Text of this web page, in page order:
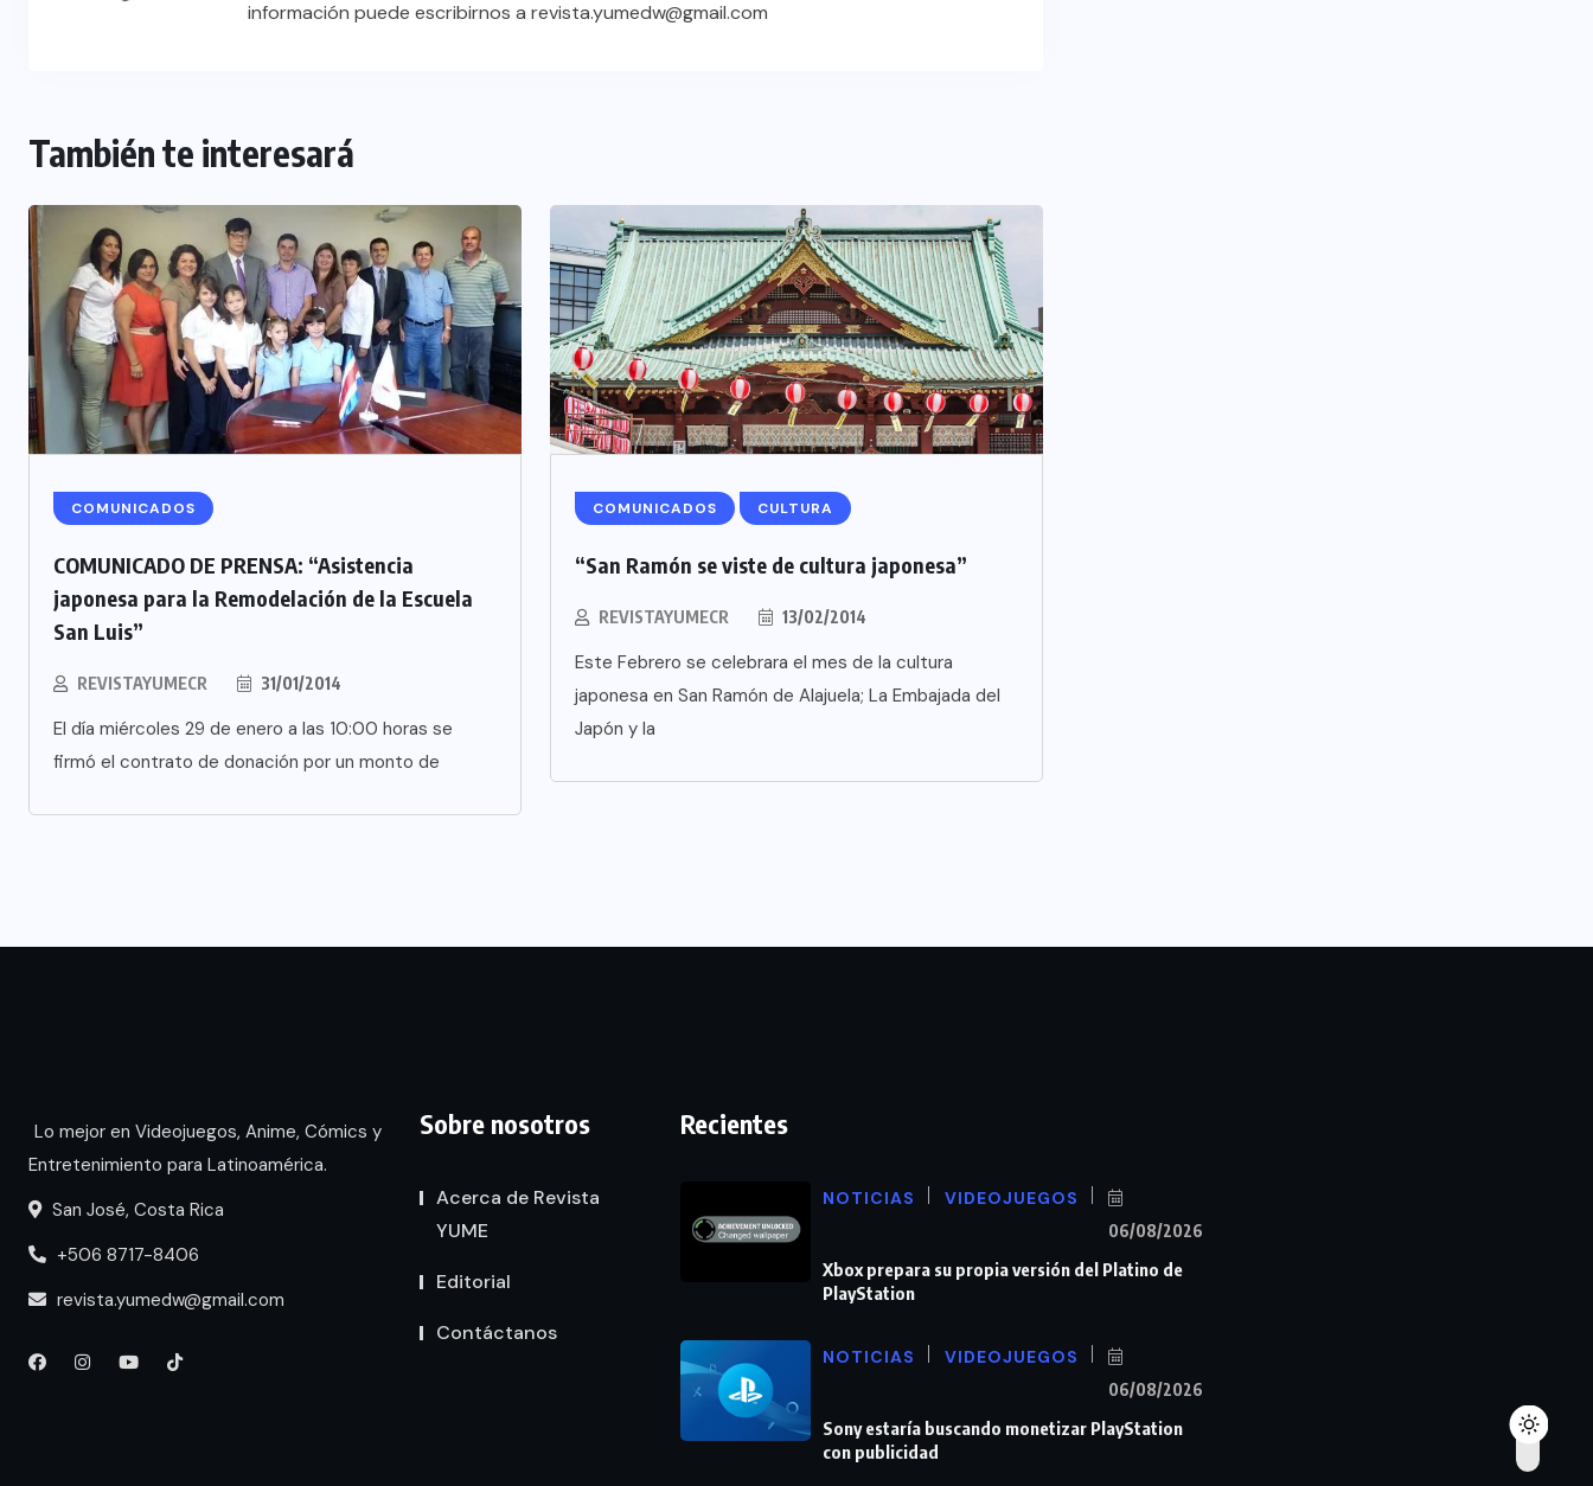
información puede escribirnos a revista.yumedw@gmail.com
También te interesará
COMUNICADOS
COMUNICADO DE PRENSA: “Asistencia
japonesa para la Remodelación de la Escuela
San Luis”
REVISTAYUMECR 31/01/2014
El día miércoles 29 de enero a las 10:00 horas se
firmó el contrato de donación por un monto de
COMUNICADOS CULTURA
“San Ramón se viste de cultura japonesa”
REVISTAYUMECR 13/02/2014
Este Febrero se celebrara el mes de la cultura
japonesa en San Ramón de Alajuela; La Embajada del
Japón y la
Lo mejor en Videojuegos, Anime, Cómics y
Entretenimiento para Latinoamérica.
San José, Costa Rica
+506 8717-8406
revista.yumedw@gmail.com
Sobre nosotros
Acerca de Revista
YUME
Editorial
Contáctanos
Recientes
NOTICIAS VIDEOJUEGOS
06/08/2026
Xbox prepara su propia versión del Platino de
PlayStation
NOTICIAS VIDEOJUEGOS
06/08/2026
Sony estaría buscando monetizar PlayStation
con publicidad